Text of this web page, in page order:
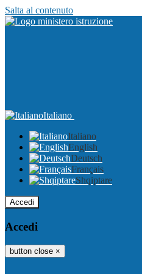
Salta al contenuto
Italiano
Italiano
English
Deutsch
Français
Shqiptare
Accedi
Accedi
button close ×